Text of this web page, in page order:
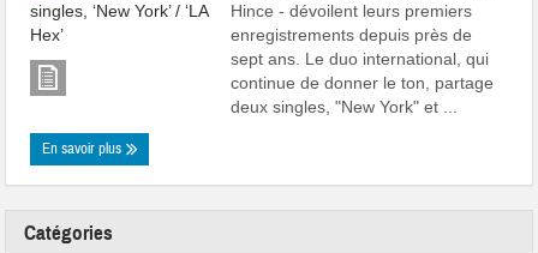
Hince - dévoilent leurs premiers
enregistrements depuis près de
sept ans. Le duo international, qui
continue de donner le ton, partage
deux singles, "New York" et ...
En savoir plus
Catégories